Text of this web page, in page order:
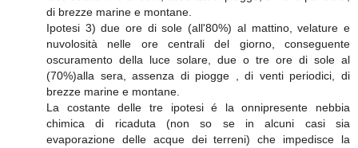
di brezze marine e montane.
Ipotesi 3) due ore di sole (all'80%) al mattino, velature e
nuvolosità nelle ore centrali del giorno, conseguente
oscuramento della luce solare, due o tre ore di sole al
(70%)alla sera, assenza di piogge , di venti periodici, di
brezze marine e montane.
La costante delle tre ipotesi é la onnipresente nebbia
chimica di ricaduta (non so se in alcuni casi sia
evaporazione delle acque dei terreni) che impedisce la